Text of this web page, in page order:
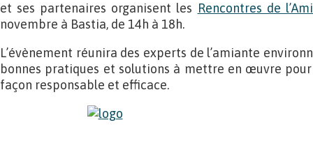
et ses partenaires organisent les Rencontres de
novembre à Bastia, de 14h à 18h.
L’évènement réunira des experts de l’amiante
bonnes pratiques et solutions à mettre en œuvre
façon responsable et efficace.